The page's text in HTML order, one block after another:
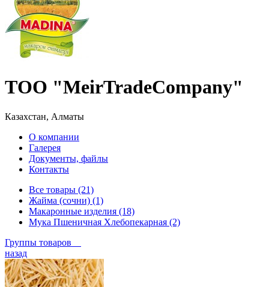
ТОО "MeirTradeCompany"
Казахстан, Алматы
О компании
Галерея
Документы, файлы
Контакты
Все товары (21)
Жайма (сочни) (1)
Макаронные изделия (18)
Мука Пшеничная Хлебопекарная (2)
Группы товаров
назад